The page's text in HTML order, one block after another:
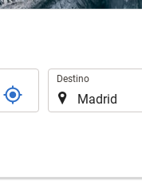
Destino